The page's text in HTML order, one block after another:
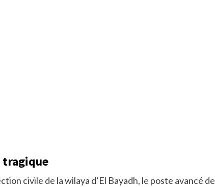
tragique
civile de la wilaya d’El Bayadh, le poste avancé de